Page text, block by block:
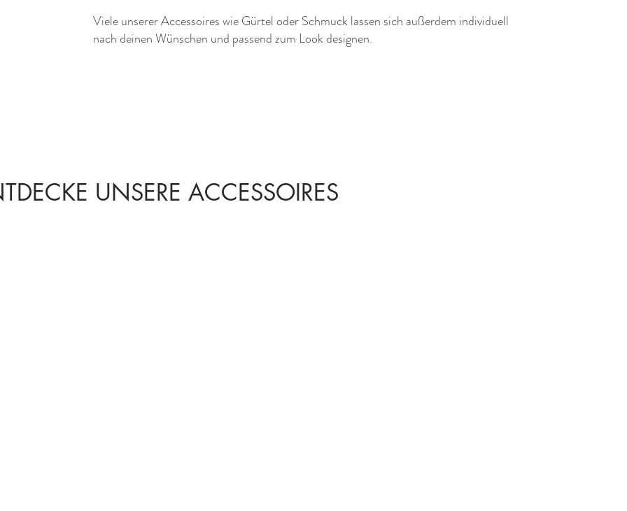
Viele unserer Accessoires wie Gürtel oder Schmuck lassen sich außerdem individuell
nach deinen Wünschen und passend zum Look designen.
UNSERE ACCESSOIRES